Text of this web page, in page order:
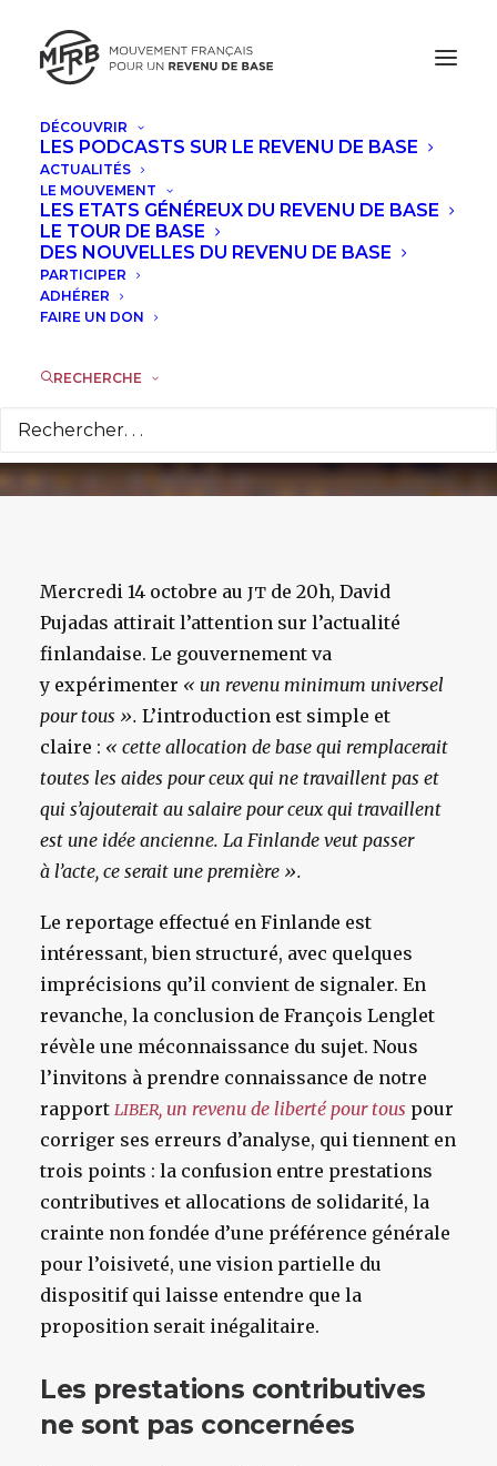
DÉCOUVRIR
LES PODCASTS SUR LE REVENU DE BASE
ACTUALITÉS
LE MOUVEMENT
LES ETATS GÉNÉREUX DU REVENU DE BASE
LE TOUR DE BASE
DES NOUVELLES DU REVENU DE BASE
PARTICIPER
ADHÉRER
FAIRE UN DON
RECHERCHE
Où France 2 critique
finlandaise
20 OCTOBRE 2015
Mercredi 14 octobre au JT de 20h, David
Pujadas attirait l’attention sur l’actualité
finlandaise. Le gouvernement va
y expérimenter « un revenu minimum universel
pour tous ». L’introduction est simple et
claire : « cette allocation de base qui remplacerait
toutes les aides pour ceux qui ne travaillent pas et
qui s’ajouterait au salaire pour ceux qui travaillent
est une idée ancienne. La Finlande veut passer
à l’acte, ce serait une première ».
Le reportage effectué en Finlande est
intéressant, bien structuré, avec quelques
imprécisions qu’il convient de signaler. En
revanche, la conclusion de François Lenglet
révèle une méconnaissance du sujet. Nous
l’invitons à prendre connaissance de notre
rapport LIBER, un revenu de liberté pour tous pour
corriger ses erreurs d’analyse, qui tiennent en
trois points : la confusion entre prestations
contributives et allocations de solidarité, la
crainte non fondée d’une préférence générale
pour l’oisiveté, une vision partielle du
dispositif qui laisse entendre que la
proposition serait inégalitaire.
Les prestations contributives
ne sont pas concernées